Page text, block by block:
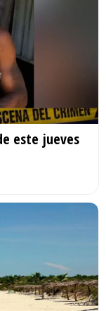
este jueves